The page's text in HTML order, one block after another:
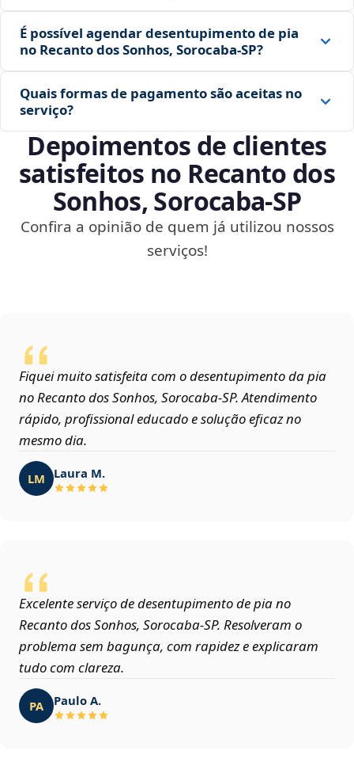
É possível agendar desentupimento de pia
no Recanto dos Sonhos, Sorocaba‑SP?
Quais formas de pagamento são aceitas no
serviço?
Depoimentos de clientes
satisfeitos no Recanto dos
Sonhos, Sorocaba‑SP
Confira a opinião de quem já utilizou nossos
serviços!
Fiquei muito satisfeita com o desentupimento da pia
no Recanto dos Sonhos, Sorocaba‑SP. Atendimento
rápido, profissional educado e solução eficaz no
mesmo dia.
LM Laura M.
Excelente serviço de desentupimento de pia no
Recanto dos Sonhos, Sorocaba‑SP. Resolveram o
problema sem bagunça, com rapidez e explicaram
tudo com clareza.
PA Paulo A.